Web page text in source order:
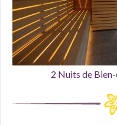
2 Nuits de